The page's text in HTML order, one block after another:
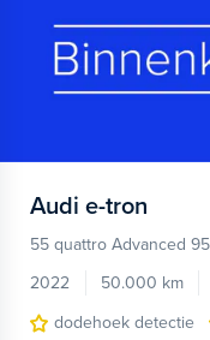
Audi e-tron
55 quattro Advanced
2022
50.000 km
dodehoek detectie